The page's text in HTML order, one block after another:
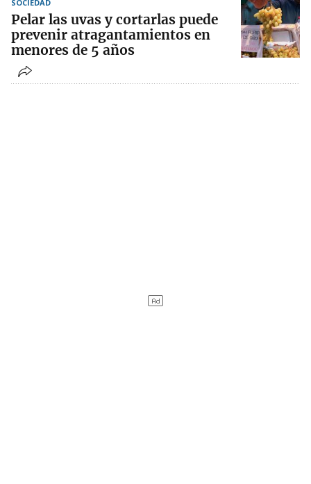
SOCIEDAD
Pelar las uvas y cortarlas puede
prevenir atragantamientos en
menores de 5 años